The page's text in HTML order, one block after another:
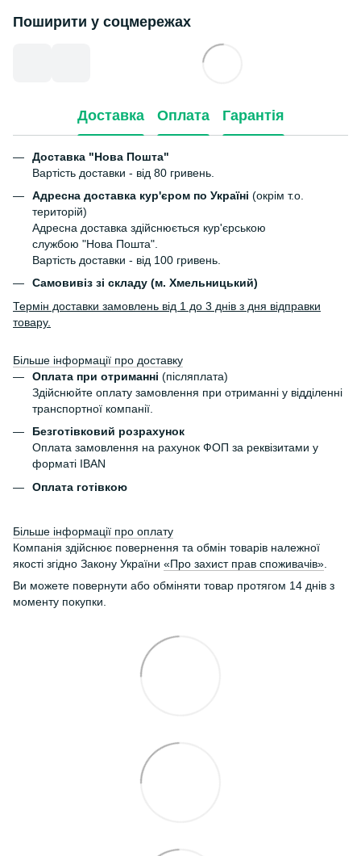
Поширити у соцмережах
Доставка Оплата Гарантія
Доставка "Нова Пошта"
Вартість доставки - від 80 гривень.
Адресна доставка кур'єром по Україні (окрім т.о.
територій)
Адресна доставка здійснюється кур'єрською
службою "Нова Пошта".
Вартість доставки - від 100 гривень.
Самовивіз зі складу (м. Хмельницький)
Термін доставки замовлень від 1 до 3 днів з дня відправки
товару.
Більше інформації про доставку
Оплата при отриманні (післяплата)
Здійснюйте оплату замовлення при отриманні у відділенні
транспортної компанії.
Безготівковий розрахунок
Оплата замовлення на рахунок ФОП за реквізитами у
форматі IBAN
Оплата готівкою
Більше інформації про оплату
Компанія здійснює повернення та обмін товарів належної
якості згідно Закону України «Про захист прав споживачів»
Ви можете повернути або обміняти товар протягом 14 днів з
моменту покупки.